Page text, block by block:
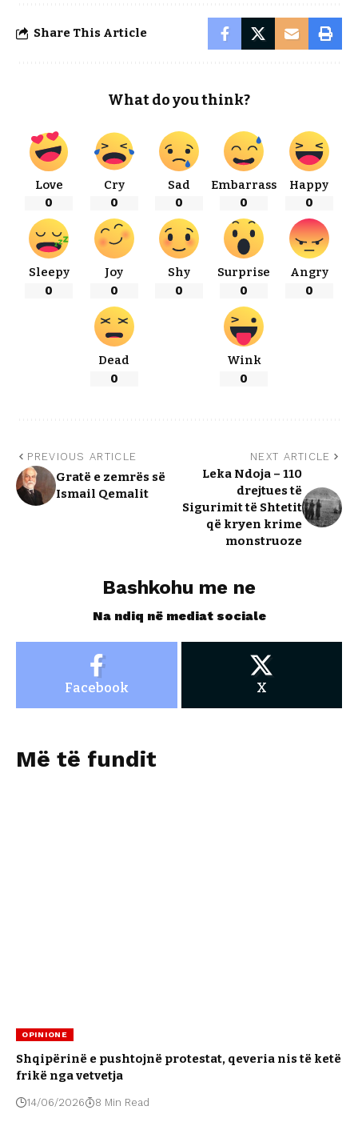
Share This Article
What do you think?
Love
0
Cry
0
Sad
0
Embarrass
0
Happy
0
Sleepy
0
Joy
0
Shy
0
Surprise
0
Angry
0
Dead
0
Wink
0
PREVIOUS ARTICLE
Gratë e zemrës së
Ismail Qemalit
NEXT ARTICLE
Leka Ndoja – 110
drejtues të
Sigurimit të Shtetit
që kryen krime
monstruoze
Bashkohu me ne
Na ndiq në mediat sociale
Facebook X
Më të fundit
OPINIONE
Shqipërinë e pushtojnë protestat, qeveria nis të ketë
frikë nga vetvetja
14/06/2026 8 Min Read